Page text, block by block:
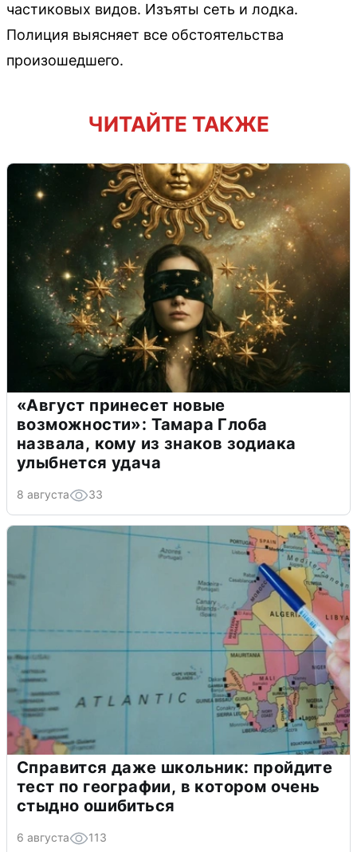
частиковых видов. Изъяты сеть и лодка.
Полиция выясняет все обстоятельства
произошедшего.
ЧИТАЙТЕ ТАКЖЕ
«Август принесет новые
возможности»: Тамара Глоба
назвала, кому из знаков зодиака
улыбнется удача
8 августа 33
Справится даже школьник: пройдите
тест по географии, в котором очень
стыдно ошибиться
6 августа 113